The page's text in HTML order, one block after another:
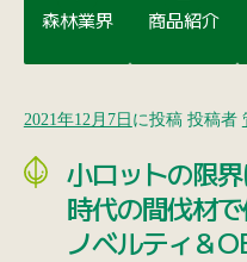
森林業界 商品紹介
2021年12月7日 に投稿 投稿者
小ロットの限
時代の間伐材
ノベルティ＆